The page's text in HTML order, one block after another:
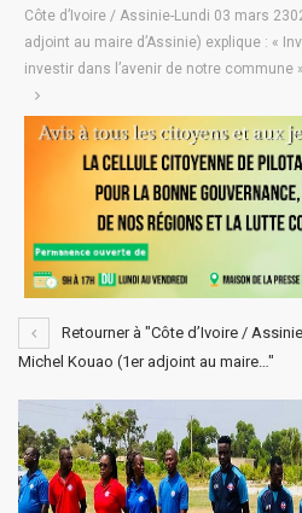
Côte d’Ivoire / Assinie-Lundi 03 mars
adjoint au maire d’Assinie) explique : «
investir dans l’avenir de notre commune »
Retourner à "Côte d’Ivoire /
Michel Kouao (1er adjoint au maire…"